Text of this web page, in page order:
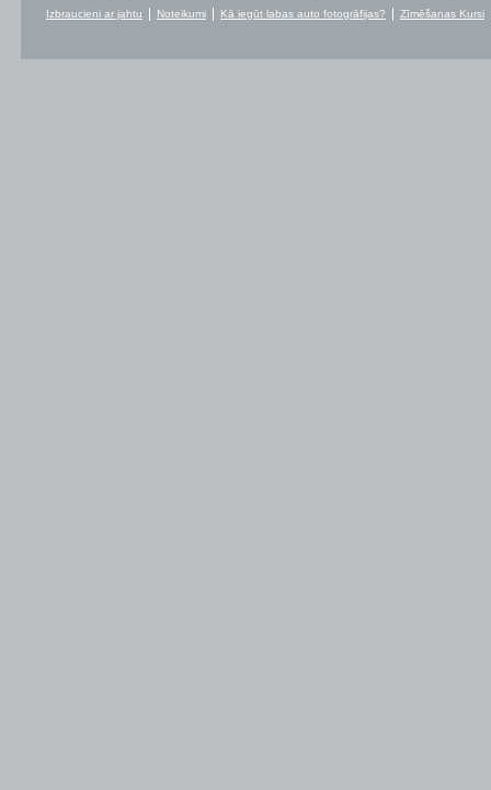
Izbraucieni ar jahtu Noteikumi Kā iegūt labas auto fotogrāfijas? Zīmēšanas Kursi